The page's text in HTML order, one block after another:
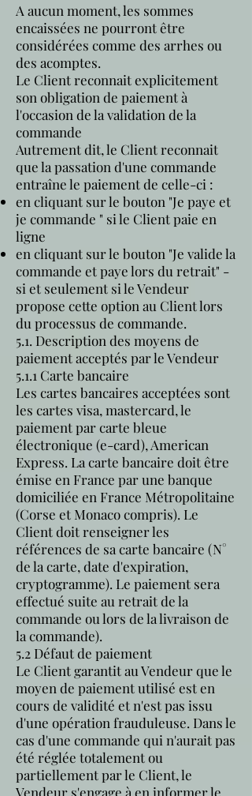
A aucun moment, les sommes
encaissées ne pourront être
considérées comme des arrhes ou
des acomptes.
Le Client reconnait explicitement
son obligation de paiement à
l'occasion de la validation de la
commande
Autrement dit, le Client reconnait
que la passation d'une commande
entraîne le paiement de celle-ci :
en cliquant sur le bouton "Je paye et
je commande " si le Client paie en
ligne
en cliquant sur le bouton "Je valide la
commande et paye lors du retrait" -
si et seulement si le Vendeur
propose cette option au Client lors
du processus de commande.
5.1. Description des moyens de
paiement acceptés par le Vendeur
5.1.1 Carte bancaire
Les cartes bancaires acceptées sont
les cartes visa, mastercard, le
paiement par carte bleue
électronique (e-card), American
Express. La carte bancaire doit être
émise en France par une banque
domiciliée en France Métropolitaine
(Corse et Monaco compris). Le
Client doit renseigner les
références de sa carte bancaire (N°
de la carte, date d'expiration,
cryptogramme). Le paiement sera
effectué suite au retrait de la
commande ou lors de la livraison de
la commande).
5.2 Défaut de paiement
Le Client garantit au Vendeur que le
moyen de paiement utilisé est en
cours de validité et n'est pas issu
d'une opération frauduleuse. Dans le
cas d'une commande qui n'aurait pas
été réglée totalement ou
partiellement par le Client, le
Vendeur s'engage à en informer le